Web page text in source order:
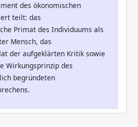
des ökonomischen
teilt: das
Primat des Individuums als
Mensch, das
der aufgeklärten Kritik sowie
Wirkungsprinzip des
begründeten